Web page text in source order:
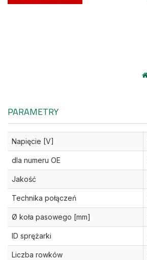
PARAMETRY
Napięcie [V]
dla numeru OE
Jakość
Technika połączeń
Ø koła pasowego [mm]
ID sprężarki
Liczba rowków